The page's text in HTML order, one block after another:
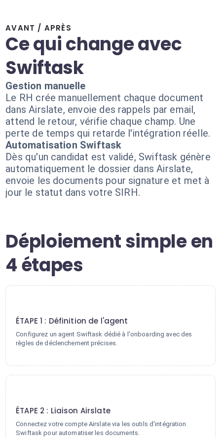
AVANT / APRÈS
Ce qui change avec
Swiftask
Gestion manuelle
Le RH crée manuellement chaque document
dans Airslate, envoie des rappels par email,
attend le retour, vérifie chaque champ. Une
perte de temps qui retarde l'intégration réelle.
Automatisation Swiftask
Dès qu'un candidat est validé, Swiftask génère
automatiquement le dossier dans Airslate,
envoie les documents pour signature et met à
jour le statut dans votre SIRH.
Déploiement simple en
4 étapes
ÉTAPE 1 : Définition de l'agent
Configurez un agent Swiftask dédié à l'onboarding avec des
règles de déclenchement précises.
ÉTAPE 2 : Liaison Airslate
Connectez votre compte Airslate via les outils d'intégration
Swiftask pour automatiser les documents.